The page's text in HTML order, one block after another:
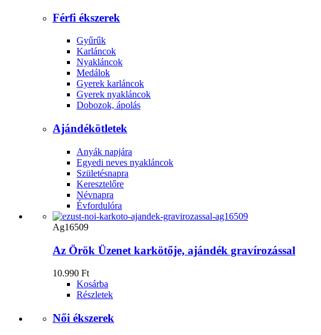
Férfi ékszerek
Gyűrűk
Karláncok
Nyakláncok
Medálok
Gyerek karláncok
Gyerek nyakláncok
Dobozok, ápolás
Ajándékötletek
Anyák napjára
Egyedi neves nyakláncok
Születésnapra
Keresztelőre
Névnapra
Évfordulóra
Ag16509
Az Örök Üzenet karkötője, ajándék gravírozással
10.990 Ft
Kosárba
Részletek
Női ékszerek